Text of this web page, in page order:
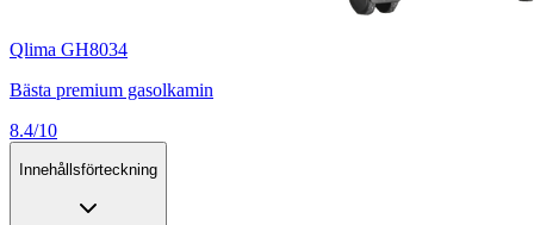
Qlima GH8034
Bästa premium gasolkamin
8.4/10
Innehållsförteckning